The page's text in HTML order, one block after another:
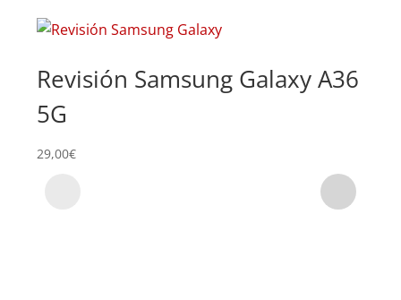
Revisión Samsung Galaxy A36
5G
29,00€